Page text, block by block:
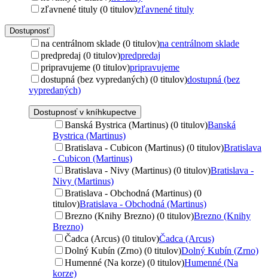
zľavnené tituly (0 titulov)zľavnené tituly
Dostupnosť
na centrálnom sklade (0 titulov)na centrálnom sklade
predpredaj (0 titulov)predpredaj
pripravujeme (0 titulov)pripravujeme
dostupná (bez vypredaných) (0 titulov)dostupná (bez
vypredaných)
Dostupnosť v kníhkupectve
Banská Bystrica (Martinus) (0 titulov)Banská
Bystrica (Martinus)
Bratislava - Cubicon (Martinus) (0 titulov)Bratislava
- Cubicon (Martinus)
Bratislava - Nivy (Martinus) (0 titulov)Bratislava -
Nivy (Martinus)
Bratislava - Obchodná (Martinus) (0
titulov)Bratislava - Obchodná (Martinus)
Brezno (Knihy Brezno) (0 titulov)Brezno (Knihy
Brezno)
Čadca (Arcus) (0 titulov)Čadca (Arcus)
Dolný Kubín (Zrno) (0 titulov)Dolný Kubín (Zrno)
Humenné (Na korze) (0 titulov)Humenné (Na
korze)